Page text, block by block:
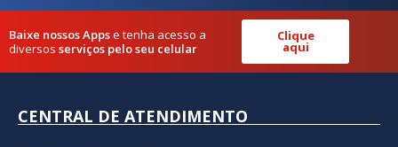
Baixe nossos Appse tenha acesso a
diversos serviços pelo seu celular
Clique
aqui
CENTRAL DE ATENDIMENTO